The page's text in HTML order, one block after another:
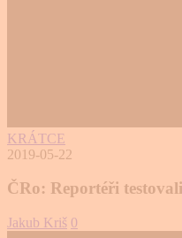
KRÁTCE
2019-05-22
ČRo: Reportéři
Jakub Kriš 0